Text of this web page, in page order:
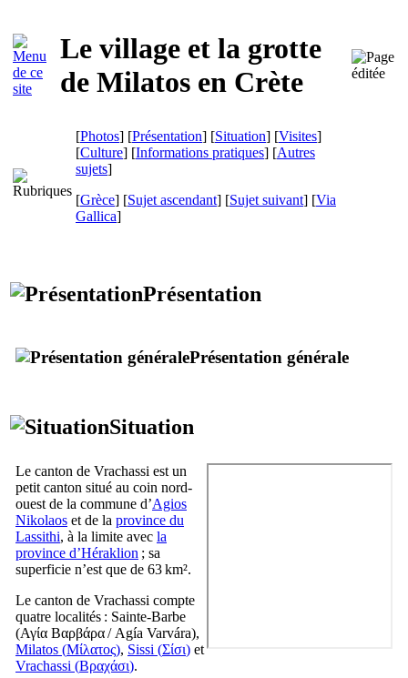
Le village et la grotte
de Milatos en Crète
[Photos] [Présentation] [Situation] [Visites]
[Culture] [Informations pratiques] [Autres
sujets]
[Grèce] [Sujet ascendant] [Sujet suivant] [Via
Gallica]
Présentation
Présentation générale
Situation
Le canton de Vrachassi est un
petit canton situé au coin nord-
ouest de la commune d’Agios
Nikolaos et de la province du
Lassithi, à la limite avec la
province d’Héraklion ; sa
superficie n’est que de 63 km².
Le canton de Vrachassi compte
quatre localités : Sainte-Barbe
(Αγία Βαρβάρα/ Agía Varvára),
Milatos (Μίλατος), Sissi (Σίσι) et
Vrachassi (Βραχάσι).